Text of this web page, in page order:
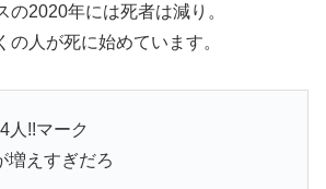
の2020年には死者は減り。
の人が死に始めています。
人!!マーク
増えすぎだろ